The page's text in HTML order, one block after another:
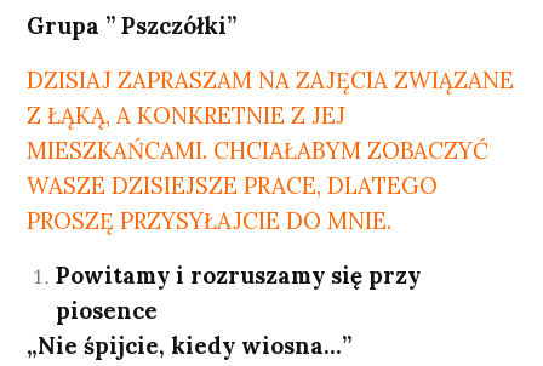
Grupa ” Pszczółki”
DZISIAJ ZAPRASZAM NA ZAJĘCIA ZWIĄZANE
Z ŁĄKĄ, A KONKRETNIE Z JEJ
MIESZKAŃCAMI. CHCIAŁABYM ZOBACZYĆ
WASZE DZISIEJSZE PRACE, DLATEGO
PROSZĘ PRZYSYŁAJCIE DO MNIE.
Powitamy i rozruszamy się przy
piosence
„Nie śpijcie, kiedy wiosna…”